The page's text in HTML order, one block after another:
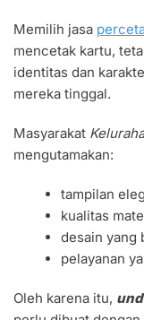
Memilih jasa
mencetak kartu,
identitas dan
mereka tinggal.
Masyarakat
mengutamakan:
tampilan
kualitas
desain yang
pelayanan
Oleh karena itu,